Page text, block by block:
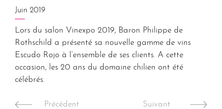
Juin 2019
Lors du salon Vinexpo 2019, Baron Philippe de
Rothschild a présenté sa nouvelle gamme de vins
Escudo Rojo à l’ensemble de ses clients. A cette
occasion, les 20 ans du domaine chilien ont été
célébrés.
Précédent
Suivant